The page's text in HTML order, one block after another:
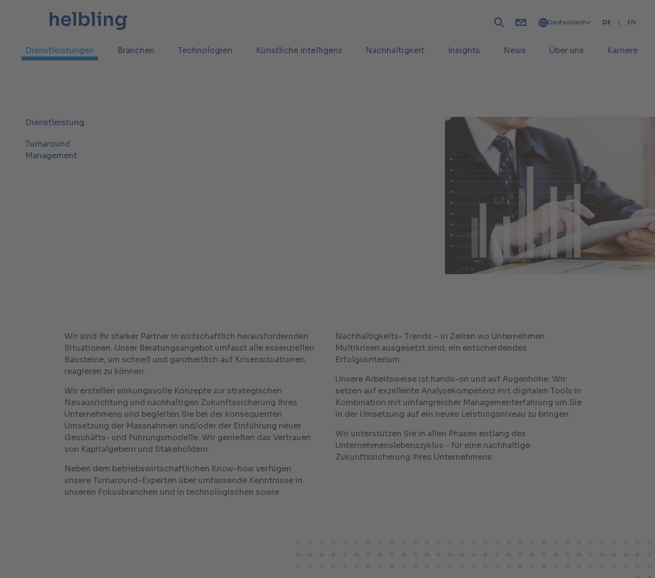
Deutschland DE | EN
Dienstleistungen Branchen Technologien Künstliche Intelligenz Nachhaltigkeit Insights News Über uns Karriere
Dienstleistung
Turnaround
Management
Wir sind Ihr starker Partner in wirtschaftlich herausfordernden
Situationen. Unser Beratungsangebot umfasst alle essenziellen
Bausteine, um schnell und ganzheitlich auf Krisensituationen
reagieren zu können.
Wir erstellen wirkungsvolle Konzepte zur strategischen
Neuausrichtung und nachhaltigen Zukunftssicherung Ihres
Unternehmens und begleiten Sie bei der konsequenten
Umsetzung der Massnahmen und/oder der Einführung neuer
Geschäfts- und Führungsmodelle. Wir genießen das Vertrauen
von Kapitalgebern und Stakeholdern.
Neben dem betriebswirtschaftlichen Know-how verfügen
unsere Turnaround-Experten über umfassende Kenntnisse in
unseren Fokusbranchen und in technologischen sowie
Nachhaltigkeits- Trends – in Zeiten wo Unternehmen
Multikrisen ausgesetzt sind, ein entscheidendes
Erfolgskriterium.
Unsere Arbeitsweise ist hands-on und auf Augenhöhe. Wir
setzen auf exzellente Analysekompetenz mit digitalen Tools in
Kombination mit umfangreicher Managementerfahrung um Sie
in der Umsetzung auf ein neues Leistungsniveau zu bringen.
Wir unterstützen Sie in allen Phasen entlang des
Unternehmenslebenszyklus - für eine nachhaltige
Zukunftssicherung Ihres Unternehmens.